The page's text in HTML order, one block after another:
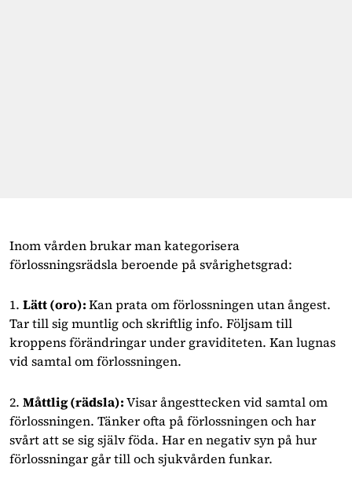
Inom vården brukar man kategorisera
förlossningsrädsla beroende på svårighetsgrad:
1. Lätt (oro):Kan prata om förlossningen utan ångest.
Tar till sig muntlig och skriftlig info. Följsam till
kroppens förändringar under graviditeten. Kan lugnas
vid samtal om förlossningen.
2. Måttlig (rädsla):Visar ångesttecken vid samtal om
förlossningen. Tänker ofta på förlossningen och har
svårt att se sig själv föda. Har en negativ syn på hur
förlossningar går till och sjukvården funkar.